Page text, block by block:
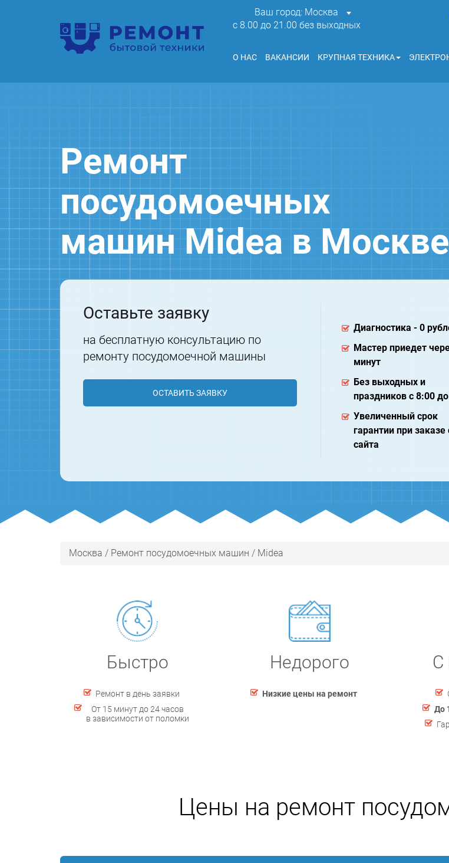
Ваш город: Москва
c 8.00 до 21.00 без выходных
О НАС ВАКАНСИИ КРУПНАЯ ТЕХНИКА
Ремонт
посудомоечных
машин Midea в Москве
Оставьте заявку
на бесплатную консультацию по
ремонту посудомоечной машины
ОСТАВИТЬ ЗАЯВКУ
Диагностика - 0
Мастер приедет
минут
Без выходных и
праздников с 8:00
Увеличенный срок
гарантии при заказе
сайта
Москва / Ремонт посудомоечных машин / Midea
Быстро
Ремонт в день заявки
От 15 минут до 24 часов
в зависимости от поломки
Недорого
Низкие цены на ремонт
С
До
Цены на ремонт